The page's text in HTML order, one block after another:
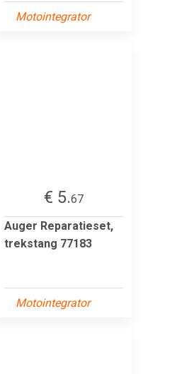
Motointegrator
€ 5.67
Auger Reparatieset,
trekstang 77183
Motointegrator